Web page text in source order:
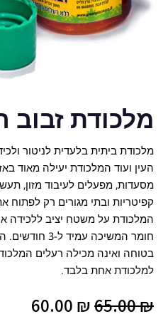
מלכודת זבוב
מלכודת ביתית בלעדית לניטור
העין ועוד המלכודת יעילה מאוד
מסעדות, מפעלים לעיבוד מזון,
קפיטריות ובתי מגורים רק לפתוח
המלכודת על משטח יציב ללכידה
חומר המשיכה
בטוחה ואינה מכילה רעלים
למלכודת אחת בלבד.
65.00₪
המחיר
60.00 ₪